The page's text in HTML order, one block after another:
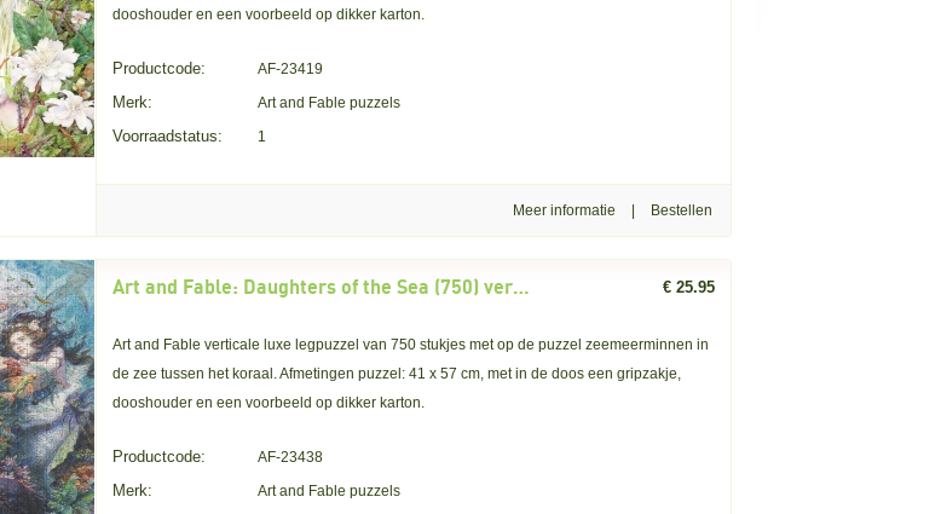
dooshouder en een voorbeeld op dikker karton.
Productcode: AF-23419
Merk: Art and Fable puzzels
Voorraadstatus: 1
Meer informatie
Art and Fable: Daughters of the Sea (750) verticale puzzel € 25.95
Art and Fable verticale luxe legpuzzel van 750 stukjes met op de puzzel zeemeerminnen in
de zee tussen het koraal. Afmetingen puzzel: 41 x 57 cm, met in de doos een gripzakje,
dooshouder en een voorbeeld op dikker karton.
Productcode: AF-23438
Merk: Art and Fable puzzels